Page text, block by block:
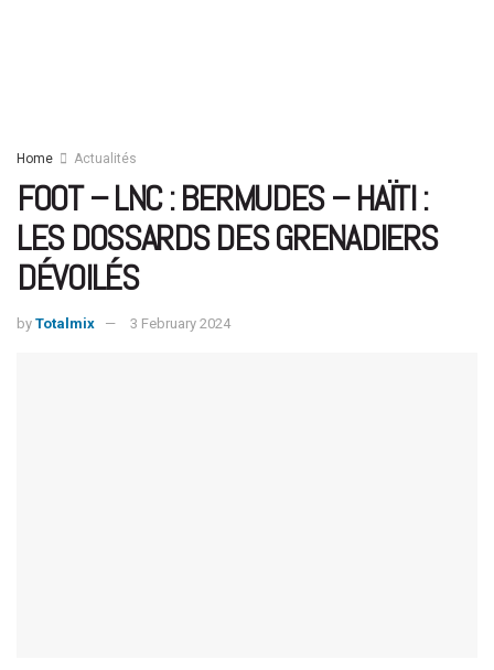
Home Actualités
FOOT – LNC : BERMUDES – HAÏTI :
LES DOSSARDS DES GRENADIERS
DÉVOILÉS
by Totalmix 3 February 2024